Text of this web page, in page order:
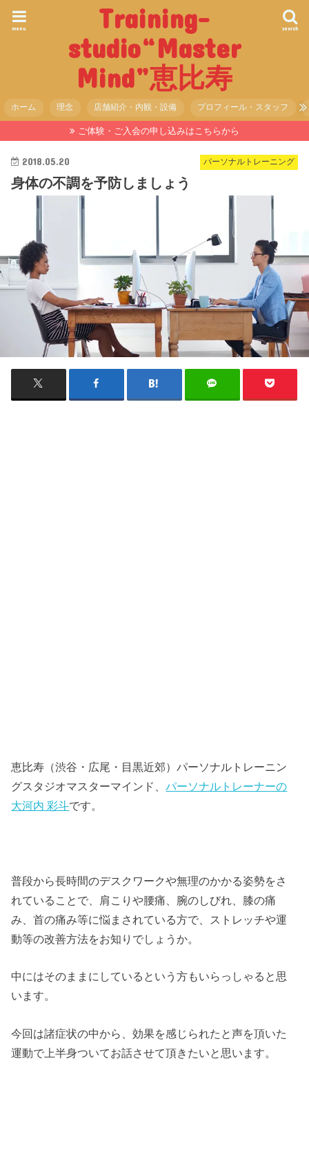
Training-
studio“Master
Mind”恵比寿
search
menu
ホーム 理念 店舗紹介・内観・設備 プロフィール・スタッフ
ご体験・ご入会の申し込みはこちらから
パーソナルトレーニング
2018.05.20
身体の不調を予防しましょう
恵比寿（渋谷・広尾・目黒近郊）パーソナルトレーニン
グスタジオマスターマインド、パーソナルトレーナーの
大河内 彩斗です。
普段から長時間のデスクワークや無理のかかる姿勢をさ
れていることで、肩こりや腰痛、腕のしびれ、膝の痛
み、首の痛み等に悩まされている方で、ストレッチや運
動等の改善方法をお知りでしょうか。
中にはそのままにしているという方もいらっしゃると思
います。
今回は諸症状の中から、効果を感じられたと声を頂いた
運動で上半身ついてお話させて頂きたいと思います。